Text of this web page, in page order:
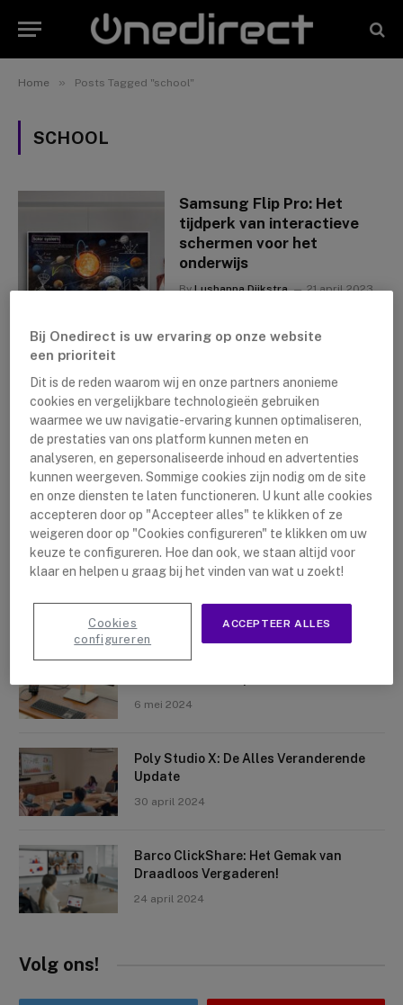
Home » Posts Tagged "school"
SCHOOL
Samsung Flip Pro: Het
tijdperk van interactieve
schermen voor het
onderwijs
By Lushanna Dijkstra 21 april 2023
Nieuwste artikelen
Logitech Sight: De Tafelcamera Voor
Elke Ruimte
10 mei 2024
Crosscall X-Space: Transformeer Je
6 mei 2024
Poly Studio X: De Alles Veranderende
Update
30 april 2024
Barco ClickShare: Het Gemak van
Draadloos Vergaderen!
24 april 2024
Volg ons!
Bij Onedirect is uw ervaring op onze website
een prioriteit
Dit is de reden waarom wij en onze partners anonieme
cookies en vergelijkbare technologieën gebruiken
waarmee we uw navigatie-ervaring kunnen optimaliseren,
de prestaties van ons platform kunnen meten en
analyseren, en gepersonaliseerde inhoud en advertenties
kunnen weergeven. Sommige cookies zijn nodig om de site
en onze diensten te laten functioneren. U kunt alle cookies
accepteren door op "Accepteer alles" te klikken of ze
weigeren door op "Cookies configureren" te klikken om uw
keuze te configureren. Hoe dan ook, we staan altijd voor
klaar en helpen u graag bij het vinden van wat u zoekt!
ACCEPTEER ALLES
Cookies
configureren